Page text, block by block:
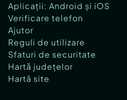
Aplicații: Android și iOS
Verificare telefon
Ajutor
Reguli de utilizare
Sfaturi de securitate
Hartă județelor
Hartă site